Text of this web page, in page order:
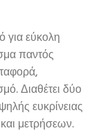
για εύκολη
παντός
Διαθέτει δύο
ευκρίνειας
μετρήσεων.